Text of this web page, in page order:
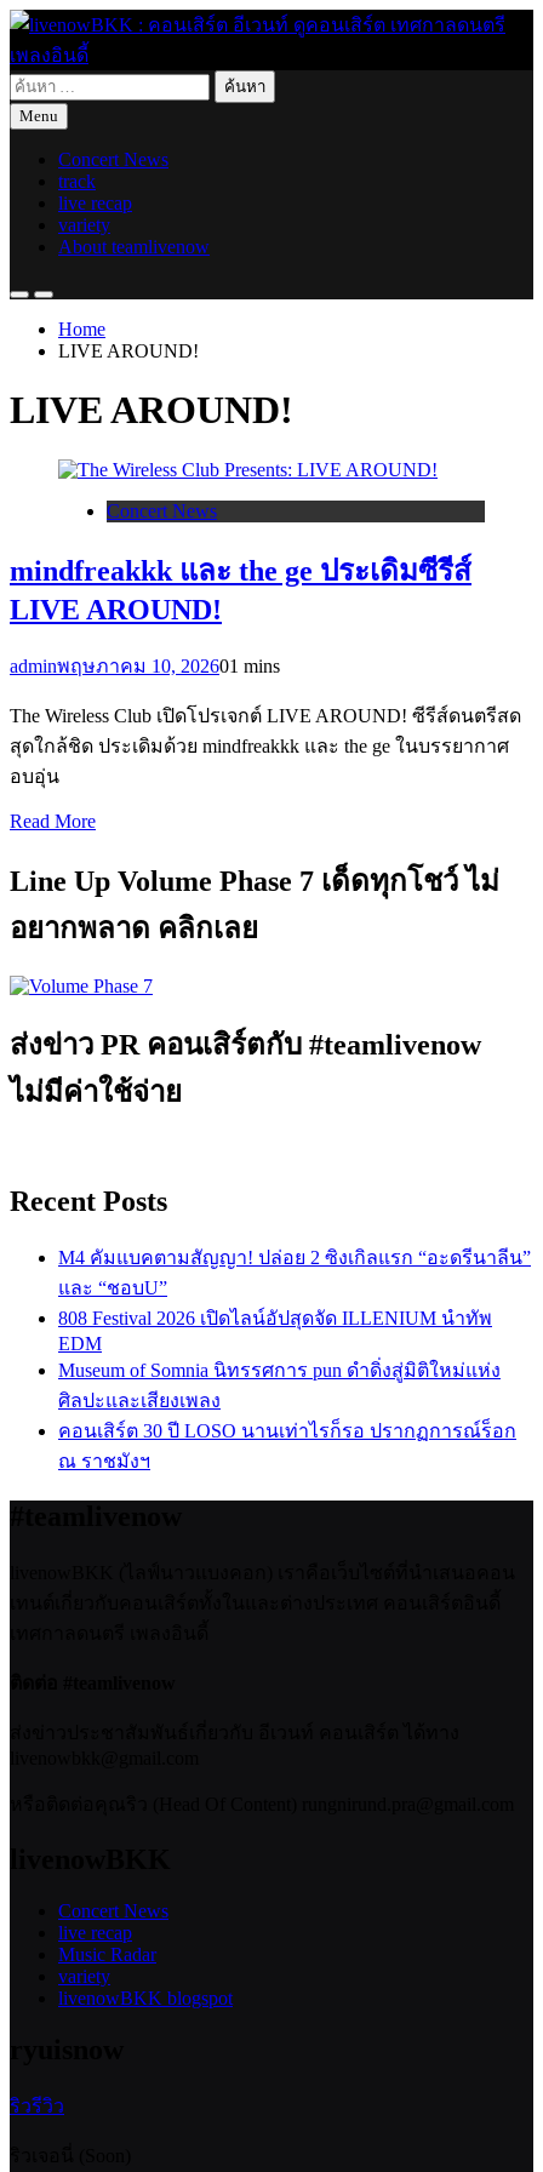
Skip
content
livenowBKK : คอนเสิร์ต อีเวนท์ ดูคอนเสิร์ต เทศกาลดนตรี เพลง
อินดี้
live for today
ค้นหา
สำหรับ:
Menu
Concert News
track
live recap
variety
About teamlivenow
Home
LIVE AROUND!
LIVE AROUND!
Concert News
mindfreakkk และ the ge ประเดิมซีรีส์
LIVE AROUND!
adminพฤษภาคม 10, 202601 mins
The Wireless Club เปิดโปรเจกต์ LIVE AROUND! ซีรีส์ดนตรีสด
สุดใกล้ชิด ประเดิมด้วย mindfreakkk และ the ge ในบรรยากาศ
อบอุ่น
Read More
Line Up Volume Phase 7 เด็ดทุกโชว์ ไม่
อยากพลาด คลิกเลย
ส่งข่าว PR คอนเสิร์ตกับ #teamlivenow
ไม่มีค่าใช้จ่าย
Recent Posts
M4 คัมแบคตามสัญญา! ปล่อย 2 ซิงเกิลแรก “อะดรีนาลีน”
และ “ชอบU”
808 Festival 2026 เปิดไลน์อัปสุดจัด ILLENIUM นำทัพ
EDM
Museum of Somnia นิทรรศการ pun ดำดิ่งสู่มิติใหม่แห่ง
ศิลปะและเสียงเพลง
คอนเสิร์ต 30 ปี LOSO นานเท่าไรก็รอ ปรากฏการณ์ร็อก
ณ ราชมังฯ
Concert News
live recap
Music Radar
variety
livenowBKK blogspot
ริวรีวิว